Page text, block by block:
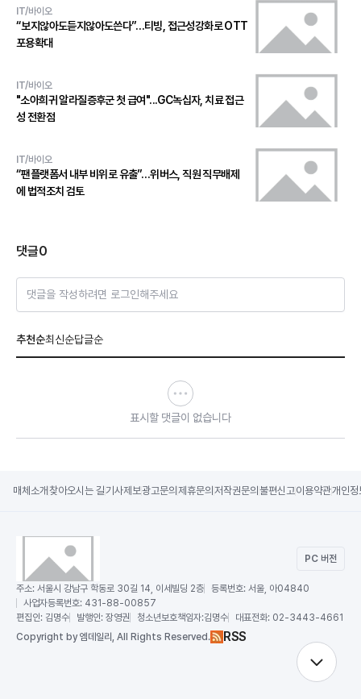
IT/바이오
“보지않아도듣지않아도쓴다”…티빙, 접근성강화로 OTT
포용확대
IT/바이오
"소아희귀 알라질증후군 첫 급여"...GC녹십자, 치료 접근
성 전환점
IT/바이오
“팬플랫폼서 내부 비위로 유출”…위버스, 직원 직무배제
에 법적조치 검토
댓글0
댓글을 작성하려면 로그인해주세요
추천순최신순답글순
표시할 댓글이 없습니다
매체소개 찾아오시는 길기사제보광고문의 제휴문의 저작권문의 불편신고이용약관개인정
PC 버전
주소: 서울시 강남구 학동로 30길 14, 이세빌딩 2층 등록번호: 서울, 아04840
사업자등록번호: 431-88-00857
편집인: 김명수 발행인: 장영권 청소년보호책임자:김명수 대표전화: 02-3443-4661
Copyright by 엠데일리, All Rights Reserved. RSS